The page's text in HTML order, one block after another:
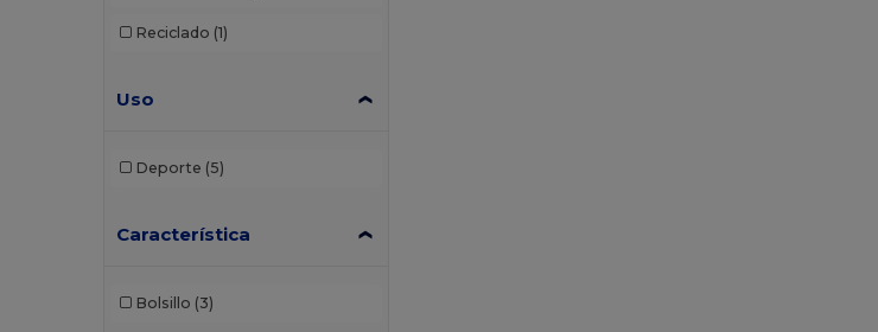
Reciclado (1)
Uso
Deporte (5)
Característica
Bolsillo (3)